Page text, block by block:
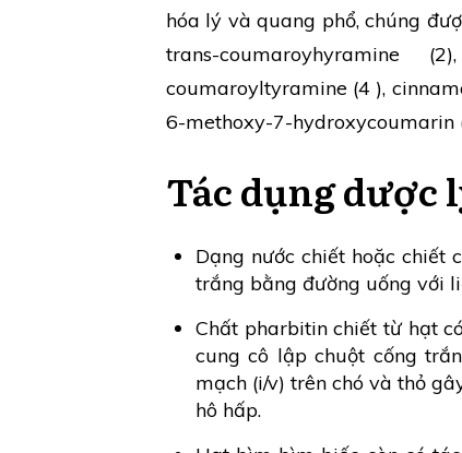
hóa lý và quang phổ, chúng
trans-coumaroyhyramine
coumaroyltyramine (4 ),
6-methoxy-7-hydroxycoumarin
Tác dụng dược
Dạng nước chiết hoặc chiết
trắng bằng đường uống với
Chất pharbitin chiết từ hạt
cung cô lập chuột cống
mạch (i/v) trên chó và thỏ
hô hấp.